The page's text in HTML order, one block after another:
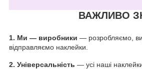
ВАЖЛИВО
1. Ми — виробники — розробляємо,
відправляємо наклейки.
2. Універсальність — усі наші